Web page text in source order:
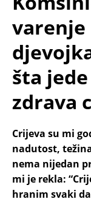
varenje
šta
zdrava
Crijeva su mi
nadutost,
nema nijedan
mi je rekla:
hranim svaki